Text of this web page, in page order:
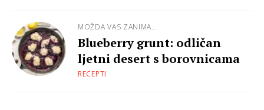
MOŽDA VAS ZANIMA...
Blueberry grunt: odličan
ljetni desert s borovnicama
RECEPTI